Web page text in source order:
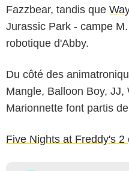
Fazzbear, tandis que
Jurassic Park - campe
robotique d'Abby.
Du côté des
Mangle, Balloon Boy, JJ,
Marionnette font partis
Five Nights at Freddy's 2